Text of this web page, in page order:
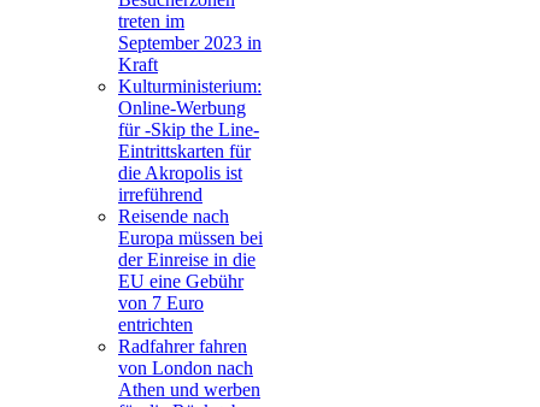
treten im
September 2023 in
Kraft
Kulturministerium:
Online-Werbung
für -Skip the Line-
Eintrittskarten für
die Akropolis ist
irreführend
Reisende nach
Europa müssen bei
der Einreise in die
EU eine Gebühr
von 7 Euro
entrichten
Radfahrer fahren
von London nach
Athen und werben